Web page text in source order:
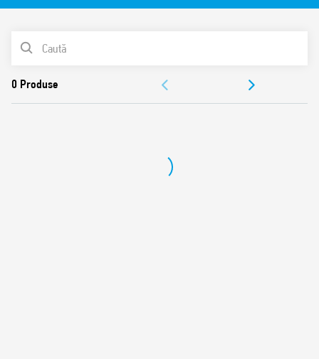
Bobină în C.A.
Materialul de contact nu conţine Cadmiu
LISTA DE PRODUSE
APROBĂRI